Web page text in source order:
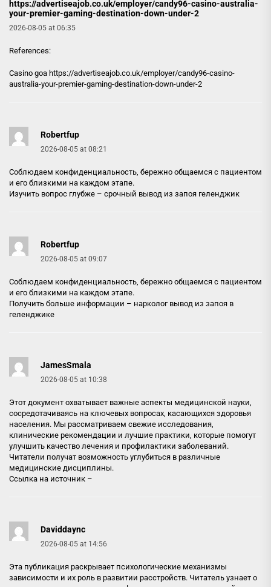
https://advertiseajob.co.uk/employer/candy96-casino-australia-
your-premier-gaming-destination-down-under-2
2026-08-05 at 06:35
References:
Casino goa https://advertiseajob.co.uk/employer/candy96-casino-
australia-your-premier-gaming-destination-down-under-2
Robertfup
2026-08-05 at 08:21
Соблюдаем конфиденциальность, бережно общаемся с пациентом
и его близкими на каждом этапе.
Изучить вопрос глубже – срочный вывод из запоя геленджик
Robertfup
2026-08-05 at 09:07
Соблюдаем конфиденциальность, бережно общаемся с пациентом
и его близкими на каждом этапе.
Получить больше информации – нарколог вывод из запоя в
геленджике
JamesSmala
2026-08-05 at 10:38
Этот документ охватывает важные аспекты медицинской науки,
сосредотачиваясь на ключевых вопросах, касающихся здоровья
населения. Мы рассматриваем свежие исследования,
клинические рекомендации и лучшие практики, которые помогут
улучшить качество лечения и профилактики заболеваний.
Читатели получат возможность углубиться в различные
медицинские дисциплины.
Ссылка на источник –
Daviddaync
2026-08-05 at 14:56
Эта публикация раскрывает психологические механизмы
зависимости и их роль в развитии расстройств. Читатель узнает о